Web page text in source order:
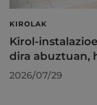
KIROLAK
Kirol-
dira abuztuan,
2026/07/29